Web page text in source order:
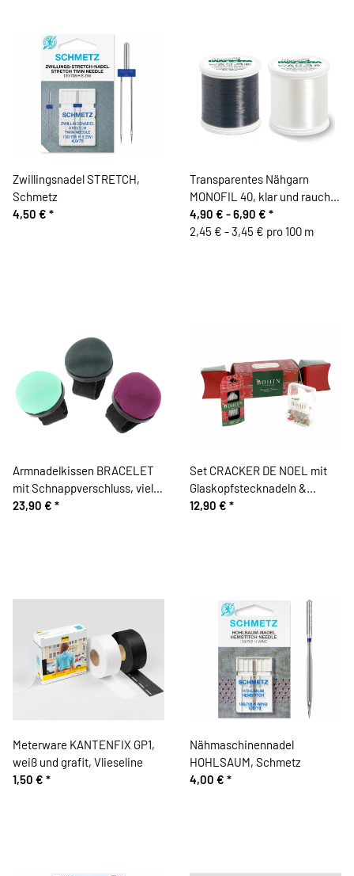
Zwillingsnadel STRETCH,
Schmetz
4,50 € *
Transparentes Nähgarn
MONOFIL 40, klar und rauch,
Madeira
4,90 € -6,90 € *
2,45 € - 3,45 € pro 100 m
Armnadelkissen BRACELET
mit Schnappverschluss, viele
Farben, Bohin
23,90 € *
Set CRACKER DE NOEL mit
Glaskopfstecknadeln &
Nähnadeln, Bohin
12,90 € *
Meterware KANTENFIX GP1,
weiß und grafit, Vlieseline
1,50 € *
Nähmaschinennadel
HOHLSAUM, Schmetz
4,00 € *